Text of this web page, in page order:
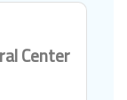
Center